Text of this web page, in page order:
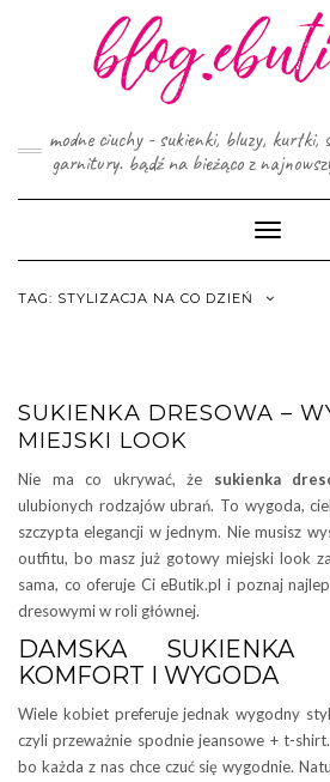
modne ciuchy - sukienki, bluzy, kurtki,
garnitury. bądź na bieżąco z
Toggle
TAG: STYLIZACJA NA CO DZIEŃ
SUKIENKA DRESOWA –
MIEJSKI LOOK
Nie ma co ukrywać, że sukienka
ulubionych rodzajów ubrań. To wygoda,
szczypta elegancji w jednym. Nie musisz
outfitu, bo masz już gotowy miejski look
sama, co oferuje Ci eButik.pl i poznaj
dresowymi w roli głównej.
DAMSKA SUKIENKA
KOMFORT I WYGODA
Wiele kobiet preferuje jednak wygodny
czyli przeważnie spodnie jeansowe + t-
bo każda z nas chce czuć się wygodnie.